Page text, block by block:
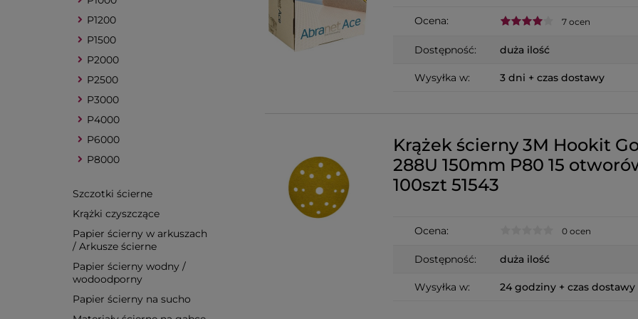
P1200
P1500
P2000
P2500
P3000
P4000
P6000
P8000
Szczotki ścierne
Krążki czyszczące
Papier ścierny w arkuszach
/ Arkusze ścierne
Papier ścierny wodny /
wodoodporny
Papier ścierny na sucho
Ocena: 7 ocen
Dostępność: duża ilość
Wysyłka w: 3 dni + czas dostawy
Krążek ścierny 3M Hookit
288U 150mm P80 15
100szt 51543
Ocena: 0 ocen
Dostępność: duża ilość
Wysyłka w: 24 godziny + czas dostawy